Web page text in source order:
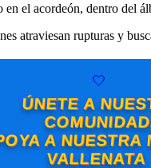
el acordeón, dentro del
atraviesan rupturas y
🤍
ÚNETE A
A NUESTRA
VALLENATA